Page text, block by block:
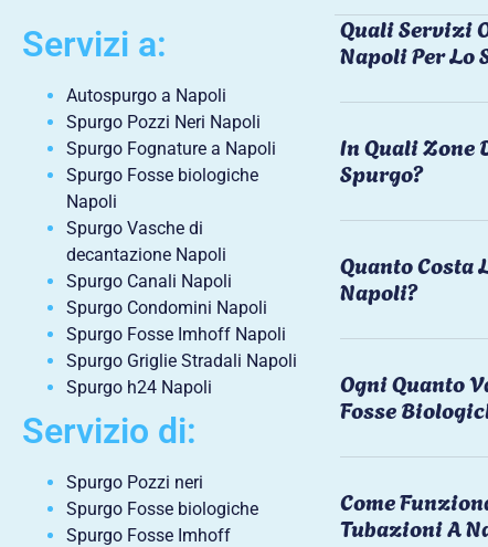
Servizi a:
Autospurgo a Napoli
Spurgo Pozzi Neri Napoli
Spurgo Fognature a Napoli
Spurgo Fosse biologiche
Napoli
Spurgo Vasche di
decantazione Napoli
Spurgo Canali Napoli
Spurgo Condomini Napoli
Spurgo Fosse Imhoff Napoli
Spurgo Griglie Stradali Napoli
Spurgo h24 Napoli
Servizio di:
Spurgo Pozzi neri
Spurgo Fosse biologiche
Spurgo Fosse Imhoff
Quali Servizi
Napoli Per Lo
In Quali Zone
Spurgo?
Quanto Costa
Napoli?
Ogni Quanto
Fosse
Come
Tubazioni A